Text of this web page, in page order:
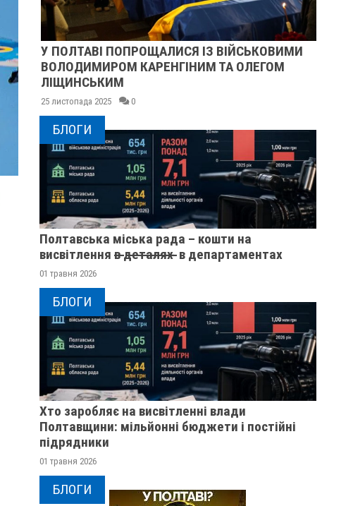
У ПОЛТАВІ ПОПРОЩАЛИСЯ ІЗ ВІЙСЬКОВИМИ
ВОЛОДИМИРОМ КАРЕНГІНИМ ТА ОЛЕГОМ
ЛІЩИНСЬКИМ
25 листопада 2025
БЛОГИ
Полтавська міська рада – кошти на
висвітлення в̶ ̶д̶е̶т̶а̶л̶я̶х̶ ̶ в департаментах
01 травня 2026
БЛОГИ
Хто заробляє на висвітленні влади
Полтавщини: мільйонні бюджети і постійні
підрядники
01 травня 2026
БЛОГИ